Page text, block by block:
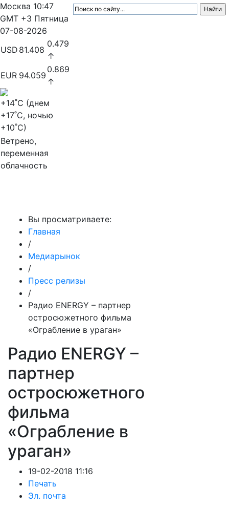
Москва 10:47
GMT +3 Пятница
07-08-2026
USD 81.408
0.479
↑
EUR 94.059
0.869
↑
+14˚C (днем
+17˚C, ночью
+10˚C)
Ветрено,
переменная
облачность
Вы просматриваете:
Главная
/
Медиарынок
/
Пресс релизы
/
Радио ENERGY – партнер
остросюжетного фильма
«Ограбление в ураган»
Радио ENERGY –
партнер
остросюжетного
фильма
«Ограбление в
ураган»
19-02-2018 11:16
Печать
Эл. почта